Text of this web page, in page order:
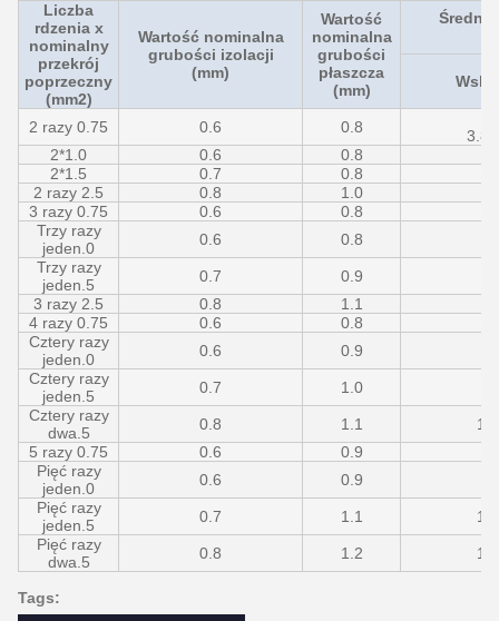
Liczba
rdzenia x
nominalny
przekrój
poprzeczny
(mm2)
Wartość nominalna
grubości izolacji
(mm)
Wartość
nominalna
grubości
płaszcza
(mm)
Średni
2 razy 0.75 0.6 0.8
2*1.0
0.6 0.8
2*1.5
0.7 0.8
2 razy 2.5
0.8 1.0
3 razy 0.75
0.6 0.8
Trzy razy
jeden.0
0.6 0.8
Trzy razy
jeden.5
0.7 0.9
3 razy 2.5
0.8 1.1
4 razy 0.75
0.6 0.8
Cztery razy
jeden.0
0.6 0.9
Cztery razy
jeden.5
0.7 1.0
Cztery razy
dwa.5
0.8 1.1
5 razy 0.75
0.6 0.9
Pięć razy
jeden.0
0.6 0.9
Pięć razy
jeden.5
0.7 1.1
Pięć razy
dwa.5
0.8 1.2
Tags: